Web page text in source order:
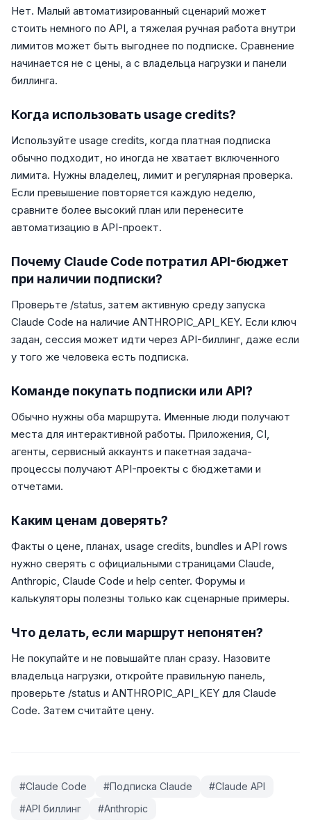
Нет. Малый автоматизированный сценарий может
стоить немного по API, а тяжелая ручная работа внутри
лимитов может быть выгоднее по подписке. Сравнение
начинается не с цены, а с владельца нагрузки и панели
биллинга.
Когда использовать usage credits?
Используйте usage credits, когда платная подписка
обычно подходит, но иногда не хватает включенного
лимита. Нужны владелец, лимит и регулярная проверка.
Если превышение повторяется каждую неделю,
сравните более высокий план или перенесите
автоматизацию в API-проект.
Почему Claude Code потратил API-бюджет
при наличии подписки?
Проверьте /status, затем активную среду запуска
Claude Code на наличие ANTHROPIC_API_KEY. Если ключ
задан, сессия может идти через API-биллинг, даже если
у того же человека есть подписка.
Команде покупать подписки или API?
Обычно нужны оба маршрута. Именные люди получают
места для интерактивной работы. Приложения, CI,
агенты, сервисный аккаунтs и пакетная задача-
процессы получают API-проекты с бюджетами и
отчетами.
Каким ценам доверять?
Факты о цене, планах, usage credits, bundles и API rows
нужно сверять с официальными страницами Claude,
Anthropic, Claude Code и help center. Форумы и
калькуляторы полезны только как сценарные примеры.
Что делать, если маршрут непонятен?
Не покупайте и не повышайте план сразу. Назовите
владельца нагрузки, откройте правильную панель,
проверьте /status и ANTHROPIC_API_KEY для Claude
Code. Затем считайте цену.
#Claude Code #Подписка Claude #Claude API
#API биллинг #Anthropic